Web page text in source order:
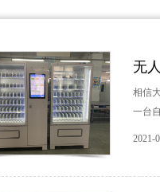
无
相信
一台
2021-